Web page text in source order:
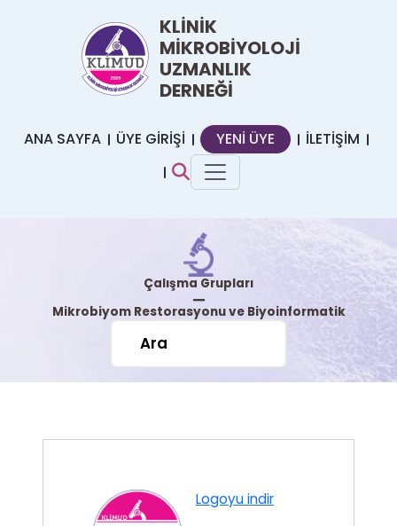
KLİNİK
MİKROBİYOLOJİ
UZMANLIK
DERNEĞİ
ANA SAYFA ÜYE GİRİŞİ YENİ ÜYE İLETİŞİM
Çalışma Grupları
|
Mikrobiyom Restorasyonu ve Biyoinformatik
Logoyu indir